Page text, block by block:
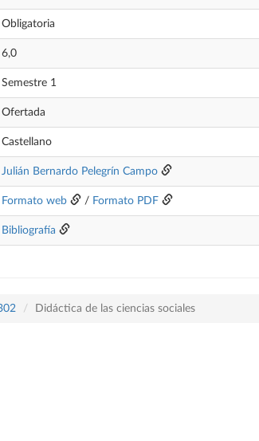
Obligatoria
6,0
Semestre 1
Ofertada
Castellano
Julián Bernardo Pelegrín Campo
Formato web / Formato PDF
Bibliografía
Didáctica de las ciencias sociales